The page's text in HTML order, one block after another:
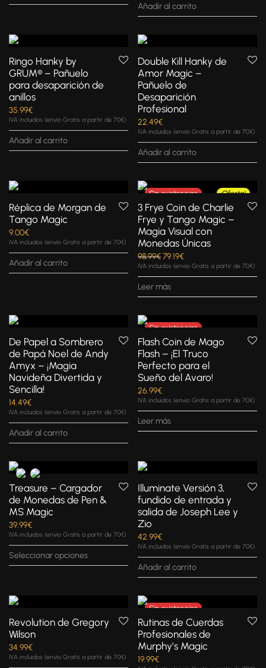
Añadir al carrito
Ringo Hanky by
GRUM® – Pañuelo
para desaparición de
anillos
35.99€
IVA incluidos (envío Gratis a partir de 70€)
Añadir al carrito
Double Kill Hanky de
Amor Magic –
Pañuelo de
Desaparición
Profesional
22.49€
IVA incluidos (envío Gratis a partir de 70€)
Añadir al carrito
Réplica de Morgan de
Tango Magic
9.00€
IVA incluidos (envío Gratis a partir de 70€)
Añadir al carrito
¡Oferta!
3 Frye Coin de Charlie
Frye y Tango Magic –
Magia Visual con
Monedas Únicas
98.99€79.19€
IVA incluidos (envío Gratis a partir de 70€)
Leer más
De Papel a Sombrero
de Papá Noel de Andy
Amyx – ¡Magia
Navideña Divertida y
Sencilla!
14.49€
IVA incluidos (envío Gratis a partir de 70€)
Añadir al carrito
Flash Coin de Mago
Flash – ¡El Truco
Perfecto para el
Sueño del Avaro!
26.99€
IVA incluidos (envío Gratis a partir de 70€)
Leer más
Treasure – Cargador
de Monedas de Pen &
MS Magic
39.99€
IVA incluidos (envío Gratis a partir de 70€)
Seleccionar opciones
Illuminate Versión 3,
fundido de entrada y
salida de Joseph Lee y
Zio
42.99€
IVA incluidos (envío Gratis a partir de 70€)
Añadir al carrito
Revolution de Gregory
Wilson
34.99€
IVA incluidos (envío Gratis a partir de 70€)
Rutinas de Cuerdas
Profesionales de
Murphy’s Magic
19.99€